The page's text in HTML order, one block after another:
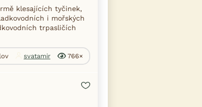
klesajících tyčinek,
i mořských
trpasličích
svatamir 766×